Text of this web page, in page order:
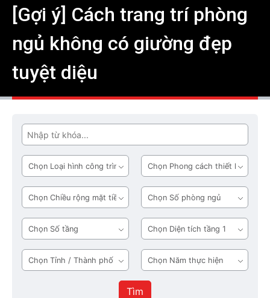
[Gợi ý] Cách trang trí phòng
ngủ không có giường đẹp
tuyệt diệu
Tìm
Loại
hình
công
trình
Phong
cách
thiết
kế
Chiều
rộng
mặt
tiền
Số
phòng
ngủ
Số
tầng
Diện
tích
tầng
1
Tỉnh
/
Năm
thực
hiện
Tìm